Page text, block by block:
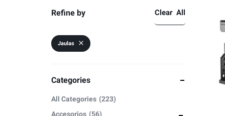
Refine by Clear All
Jaulas
Categories
All Categories 223